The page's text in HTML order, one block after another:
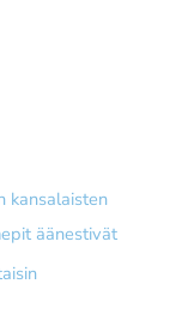
kansalaisten
äänestivät